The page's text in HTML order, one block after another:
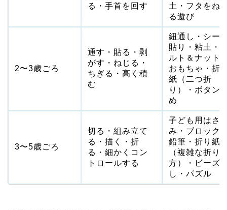
る・手首を回す
土・フタをね
る遊び
2〜3歳ごろ
通す・貼る・剥
がす・ねじる・
ちぎる・高く積
む
紐通し・シー
貼り・粘土・
ルト＆ナット
おもちゃ・折
紙（二つ折
り）・ボタン
め
3〜5歳ごろ
切る・組み立て
る・描く・折
る・細かくコン
トロールする
子ども用はさ
み・ブロック
鉛筆・折り紙
（複雑な折り
方）・ビーズ
し・パズル